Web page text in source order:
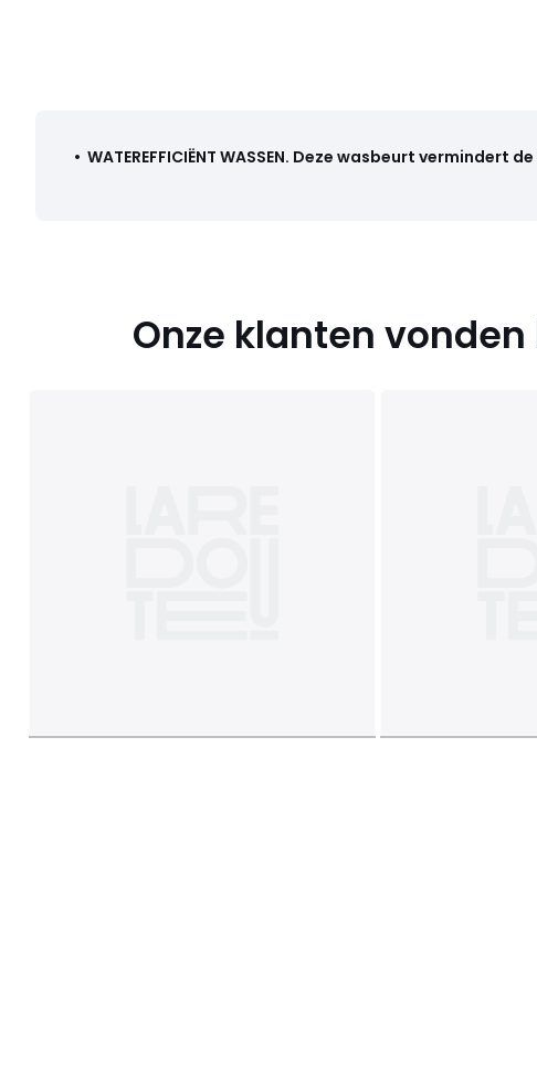
• WATEREFFICIËNT WASSEN. Deze wasbeurt vermindert
Onze klanten